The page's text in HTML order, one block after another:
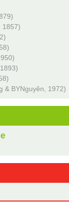
1857)
& BYNguyên, 1972)